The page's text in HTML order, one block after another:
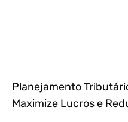
Planejamento
Maximize Lucros e